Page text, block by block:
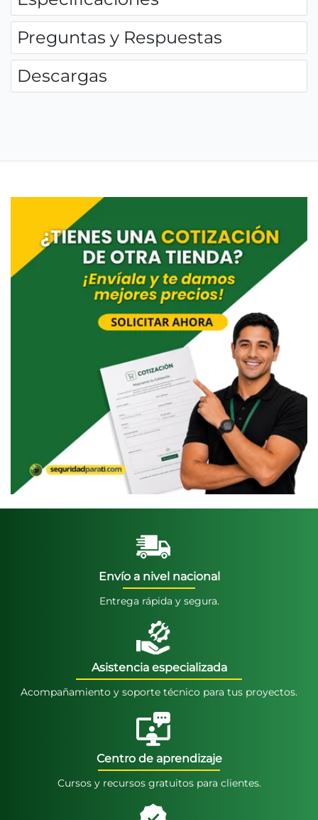
Preguntas y Respuestas
Descargas
Envío a nivel nacional
Entrega rápida y segura.
Asistencia especializada
Acompañamiento y soporte técnico para tus proyectos.
Centro de aprendizaje
Cursos y recursos gratuitos para clientes.